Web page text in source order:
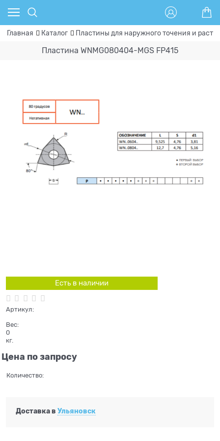
Главная Каталог Пластины для наружного точения и
Пластина WNMG080404-MGS FP415
Есть в наличии
Артикул:
Вес:
0
кг.
Цена по запросу
Количество:
Доставка в Ульяновск